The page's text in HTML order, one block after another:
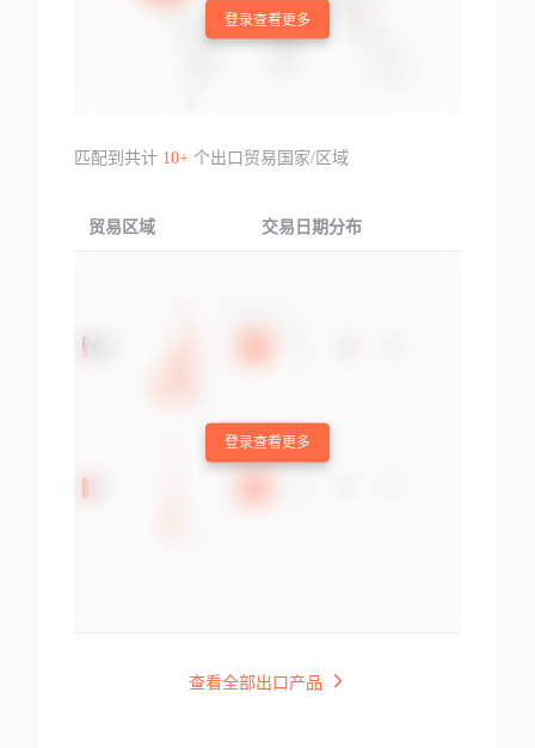
登录查看更多
匹配到共计 10+个出口贸易国家/区域
贸易区域 交易日期分布
登录查看更多
查看全部出口产品